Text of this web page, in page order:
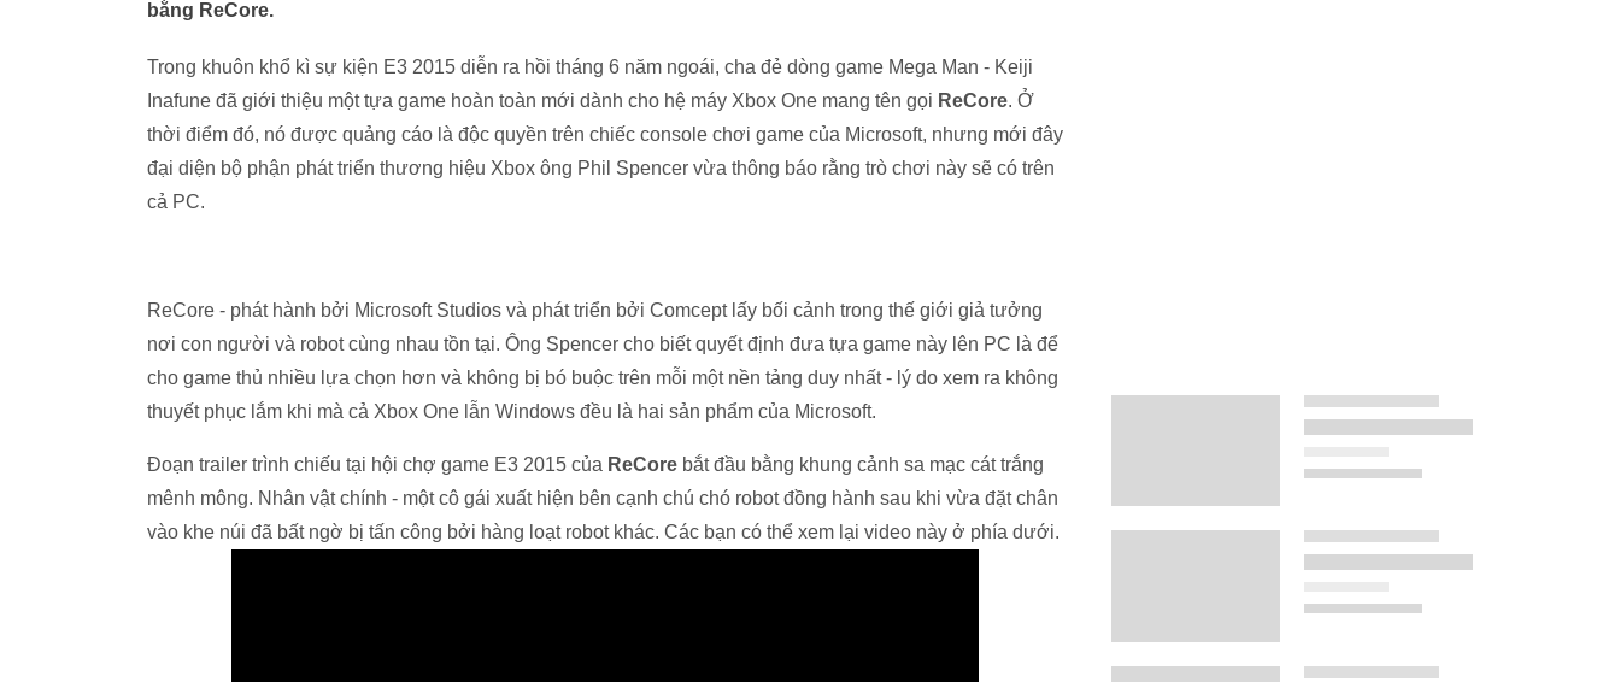
bằng ReCore.
Trong khuôn khổ kì sự kiện E3 2015 diễn ra hồi tháng 6 năm ngoái, cha đẻ dòng game Mega Man - Keiji
Inafune đã giới thiệu một tựa game hoàn toàn mới dành cho hệ máy Xbox One mang tên gọi ReCore. Ở
thời điểm đó, nó được quảng cáo là độc quyền trên chiếc console chơi game của Microsoft, nhưng mới đây
đại diện bộ phận phát triển thương hiệu Xbox ông Phil Spencer vừa thông báo rằng trò chơi này sẽ có trên
cả PC.
ReCore - phát hành bởi Microsoft Studios và phát triển bởi Comcept lấy bối cảnh trong thế giới giả tưởng
nơi con người và robot cùng nhau tồn tại. Ông Spencer cho biết quyết định đưa tựa game này lên PC là để
cho game thủ nhiều lựa chọn hơn và không bị bó buộc trên mỗi một nền tảng duy nhất - lý do xem ra không
thuyết phục lắm khi mà cả Xbox One lẫn Windows đều là hai sản phẩm của Microsoft.
Đoạn trailer trình chiếu tại hội chợ game E3 2015 của ReCore bắt đầu bằng khung cảnh sa mạc cát trắng
mênh mông. Nhân vật chính - một cô gái xuất hiện bên cạnh chú chó robot đồng hành sau khi vừa đặt chân
vào khe núi đã bất ngờ bị tấn công bởi hàng loạt robot khác. Các bạn có thể xem lại video này ở phía dưới.